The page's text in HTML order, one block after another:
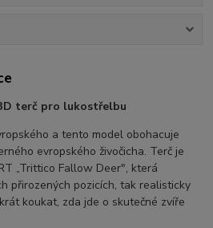
terč pro lukostřelbu
a tento model obohacuje
evropského živočicha. Terč je
„Trittico Fallow Deer", která
přirozených pozicích, tak realisticky
koukat, zda jde o skutečné zvíře